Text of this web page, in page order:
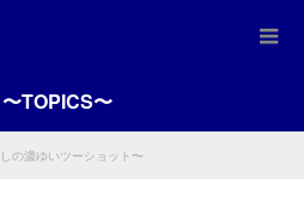
TOPICS〜
の濃ゆいツーショット〜